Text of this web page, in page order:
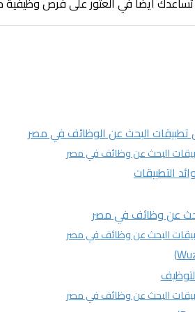
البحث عن الوظائف في مصر
البحث عن وظائف في مصر
التطبيقات
عن وظائف في مصر
البحث عن وظائف في مصر
البحث عن وظائف في مصر